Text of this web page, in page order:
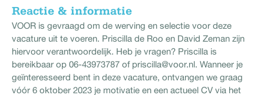
Reactie & informatie
VOOR is gevraagd om de werving en selectie voor deze
vacature uit te voeren. Priscilla de Roo en David Zeman zijn
hiervoor verantwoordelijk. Heb je vragen? Priscilla is
bereikbaar op 06-43973787 of priscilla@voor.nl. Wanneer je
geïnteresseerd bent in deze vacature, ontvangen we graag
vóór 6 oktober 2023 je motivatie en een actueel CV via het